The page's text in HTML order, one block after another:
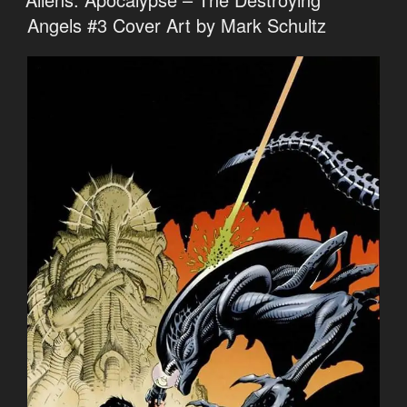
Angels #3 Cover Art by Mark Schultz